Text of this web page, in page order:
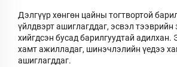
Дэлгүүр хөнгөн цайны тогтвортой
үйлдвэрт ашиглагддаг, эсвэл тээврийн
хийгдсэн бусад барилгуудтай адилхан.
хамт ажилладаг, шинэчлэлийн үедээ
ашиглагддаг.